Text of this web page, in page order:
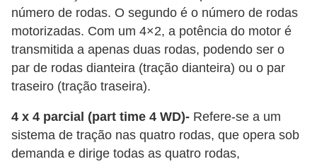
número de rodas. O segundo é o número de rodas
motorizadas. Com um 4×2, a potência do motor é
transmitida a apenas duas rodas, podendo ser o
par de rodas dianteira (tração dianteira) ou o par
traseiro (tração traseira).
4 x 4 parcial (part time 4 WD)- Refere-se a um
sistema de tração nas quatro rodas, que opera sob
demanda e dirige todas as quatro rodas,
s
s
ó
r
i
o
s